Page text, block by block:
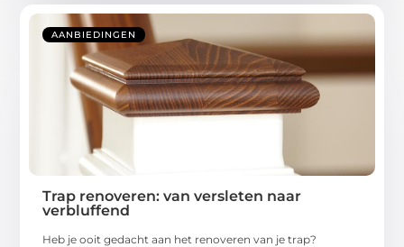
AANBIEDINGEN
Trap renoveren: van versleten naar
verbluffend
Heb je ooit gedacht aan het renoveren van je trap?